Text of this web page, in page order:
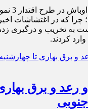
چرا که در اغتشاشات
به تخریب و درگیری
کردند.
و رعد و برق